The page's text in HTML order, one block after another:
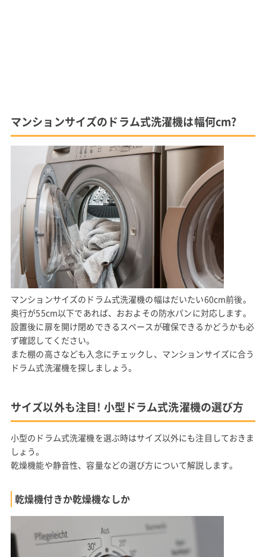
マンションサイズのドラム式洗濯機は幅何cm?
マンションサイズのドラム式洗濯機の幅はだいたい60cm前後。
奥行が55cm以下であれば、おおよその防水パンに対応します。
設置後に扉を開け閉めできるスペースが確保できるかどうかも必
ず確認してください。
また棚の高さなども入念にチェックし、マンションサイズに合う
ドラム式洗濯機を探しましょう。
サイズ以外も注目! 小型ドラム式洗濯機の選び方
小型のドラム式洗濯機を選ぶ時はサイズ以外にも注目しておきま
しょう。
乾燥機能や静音性、容量などの選び方について解説します。
乾燥機付きか乾燥機なしか